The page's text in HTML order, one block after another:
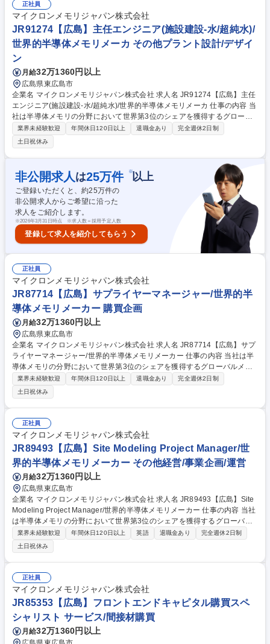
コンプライアンス対応■現場での安全監査、点検、事故・ヒヤリハット事
例の分析と再発防止策の立案■作業者・協力会社への機械安全教育・トレ
ーニングの企画・実施■新規設備導入・改修時の機械安全レビューおよび
承認プロセスへの参画 募集職種 JR90092【広島】EHS機械安全エンジニ
ア/世界的半導体メモリメーカー
正社員
マイクロンメモリジャパン株式会社
JR91274【広島】主任エンジニア(施設建設-水/超純水)/
世界的半導体メモリメーカ その他プラント設計/デザイ
ン
月給32万1360円以上
広島県東広島市
企業名 マイクロンメモリジャパン株式会社 求人名 JR91274【広島】主任
エンジニア(施設建設-水/超純水)/世界的半導体メモリメーカ 仕事の内容 当
社は半導体メモリの分野において世界第3位のシェアを獲得するグローバ
ルメーカーです。今回は、そんな当社の主任エンジニア(施設建設-水/超純
水)として、下記の業務をお任せ致します。 ■UPWプラント建設、廃水処
理設備のアップグレード、配水システム設置を主導する■水力解析、プロ
セスフロー図、設備選定、品質保証/品質管理（QA/QC）、試運転を監督
する■日本の環境規制、工業用水規制、排水規制への準拠を確保する■ユー
ティリティ接続、操業停止計画、既存システムとの統合を調整する■ベン
ダー／請負業者の技術的パフォーマンスを管理する 募集職種 JR91274
【広島】主任エンジニア(施設建設-水/超純水)/世界的半導体メモリメーカ
業界未経験歓迎 年間休日120日以上 退職金あり
完全週休2日制
土日祝休み
非公開求人 は25万件 ※以上
ご登録いただくと、約25万件の
非公開求人からご希望に沿った
求人をご紹介します。
※2026年3月31日時点 ※求人数＝採用予定人数
登録して求人を紹介してもらう
正社員
マイクロンメモリジャパン株式会社
JR87714【広島】サプライヤーマネージャー/世界的半
導体メモリメーカー 購買企画
月給32万1360円以上
広島県東広島市
企業名 マイクロンメモリジャパン株式会社 求人名 JR87714【広島】サプ
ライヤーマネージャー/世界的半導体メモリメーカー 仕事の内容 当社は半
導体メモリの分野において世界第3位のシェアを獲得するグローバルメー
カーです。今回は、そんな当社のシニアカテゴリーサプライヤーマネージ
ャーとして、下記の業務をお任せ致します。 【詳細】■サイトサプライヤ
ーのパフォーマンス管理と関係構築を主導 ■担当領域・アカウントの調達
プロセスを所有 ■ビジネスニーズ達成のためのサプライヤーとの交渉 ■資
本予算編成・キャッシュフロー管理の支援、グローバル調達戦略の実行 ■
コスト削減施策と指標の管理 ■コスト削減・プロセス改善プログラムの実
施 ■調達プロセス及びサプライヤー課題に関する理解 ■現地監査の支援 募
集職種 JR87714【広島】サプライヤーマネージャー/世界的半導体メモリ
メーカー
業界未経験歓迎 年間休日120日以上 退職金あり
完全週休2日制
土日祝休み
正社員
マイクロンメモリジャパン株式会社
JR89493【広島】Site Modeling Project Manager/世
界的半導体メモリメーカー その他経営/事業企画/運営
月給32万1360円以上
広島県東広島市
企業名 マイクロンメモリジャパン株式会社 求人名 JR89493【広島】Site
Modeling Project Manager/世界的半導体メモリメーカー 仕事の内容 当社
は半導体メモリの分野において世界第3位のシェアを獲得するグローバル
メーカーです。今回は、そんな当社のSite Modeling Project Managerとし
て、下記の業務をお任せ致します。 ■立ち上げの全側面を主導・調整し、
すべての成果物が組織目標に沿い、予算内で期日通りに完了するよう確保
する■建設、施設、サプライチェーン、プロセスエンジニアリング、製造
技術、人事、IT、自動化、IE、政府連携など多様なステークホルダーと連
携し、プロジェクトのマイルストーンとセグメントレベルの成果を定義、
追跡、達成する など 募集職種 JR89493【広島】Site Modeling Project M
anager/世界的半導体メモリメーカー
業界未経験歓迎 年間休日120日以上 英語 退職金あり
完全週休2日制
土日祝休み
正社員
マイクロンメモリジャパン株式会社
JR85353【広島】フロントエンドキャピタル購買スペ
シャリスト サービス/間接材購買
月給32万1360円以上